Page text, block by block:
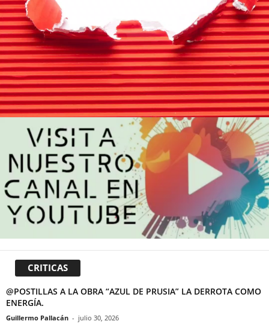
CRITICAS
@POSTILLAS A LA OBRA “AZUL DE PRUSIA” LA DERROTA COMO
ENERGÍA.
Guillermo Pallacán - julio 30, 2026